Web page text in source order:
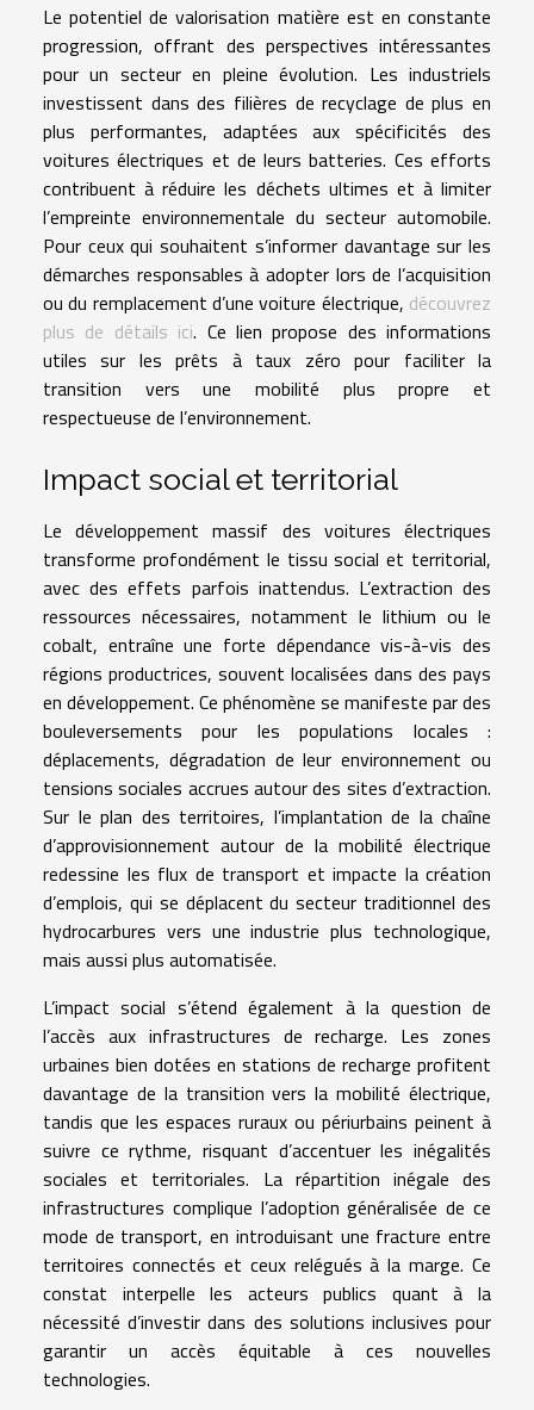
Le potentiel de valorisation matière est en constante
progression, offrant des perspectives intéressantes
pour un secteur en pleine évolution. Les industriels
investissent dans des filières de recyclage de plus en
plus performantes, adaptées aux spécificités des
voitures électriques et de leurs batteries. Ces efforts
contribuent à réduire les déchets ultimes et à limiter
l’empreinte environnementale du secteur automobile.
Pour ceux qui souhaitent s’informer davantage sur les
démarches responsables à adopter lors de l’acquisition
ou du remplacement d’une voiture électrique, découvrez
plus de détails ici. Ce lien propose des informations
utiles sur les prêts à taux zéro pour faciliter la
transition vers une mobilité plus propre et
respectueuse de l’environnement.
Impact social et territorial
Le développement massif des voitures électriques
transforme profondément le tissu social et territorial,
avec des effets parfois inattendus. L’extraction des
ressources nécessaires, notamment le lithium ou le
cobalt, entraîne une forte dépendance vis-à-vis des
régions productrices, souvent localisées dans des pays
en développement. Ce phénomène se manifeste par des
bouleversements pour les populations locales :
déplacements, dégradation de leur environnement ou
tensions sociales accrues autour des sites d’extraction.
Sur le plan des territoires, l’implantation de la chaîne
d’approvisionnement autour de la mobilité électrique
redessine les flux de transport et impacte la création
d’emplois, qui se déplacent du secteur traditionnel des
hydrocarbures vers une industrie plus technologique,
mais aussi plus automatisée.
L’impact social s’étend également à la question de
l’accès aux infrastructures de recharge. Les zones
urbaines bien dotées en stations de recharge profitent
davantage de la transition vers la mobilité électrique,
tandis que les espaces ruraux ou périurbains peinent à
suivre ce rythme, risquant d’accentuer les inégalités
sociales et territoriales. La répartition inégale des
infrastructures complique l’adoption généralisée de ce
mode de transport, en introduisant une fracture entre
territoires connectés et ceux relégués à la marge. Ce
constat interpelle les acteurs publics quant à la
nécessité d’investir dans des solutions inclusives pour
garantir un accès équitable à ces nouvelles
technologies.